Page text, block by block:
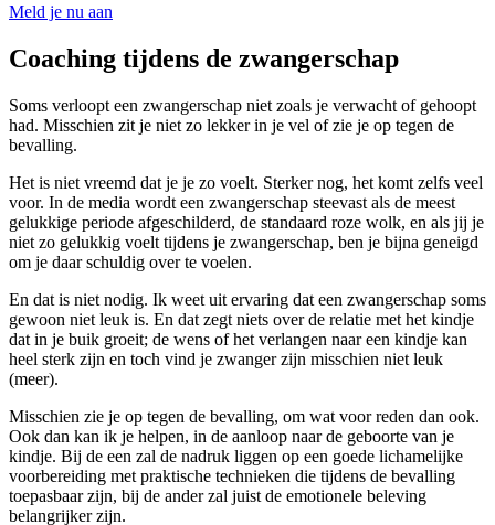
Meld je nu aan
Coaching tijdens de zwangerschap
Soms verloopt een zwangerschap niet zoals je verwacht of gehoopt
had. Misschien zit je niet zo lekker in je vel of zie je op tegen de
bevalling.
Het is niet vreemd dat je je zo voelt. Sterker nog, het komt zelfs veel
voor. In de media wordt een zwangerschap steevast als de meest
gelukkige periode afgeschilderd, de standaard roze wolk, en als jij je
niet zo gelukkig voelt tijdens je zwangerschap, ben je bijna geneigd
om je daar schuldig over te voelen.
En dat is niet nodig. Ik weet uit ervaring dat een zwangerschap soms
gewoon niet leuk is. En dat zegt niets over de relatie met het kindje
dat in je buik groeit; de wens of het verlangen naar een kindje kan
heel sterk zijn en toch vind je zwanger zijn misschien niet leuk
(meer).
Misschien zie je op tegen de bevalling, om wat voor reden dan ook.
Ook dan kan ik je helpen, in de aanloop naar de geboorte van je
kindje. Bij de een zal de nadruk liggen op een goede lichamelijke
voorbereiding met praktische technieken die tijdens de bevalling
toepasbaar zijn, bij de ander zal juist de emotionele beleving
belangrijker zijn.